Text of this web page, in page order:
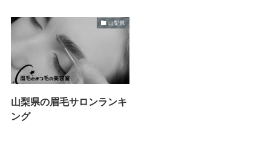
山梨県
山梨県の眉毛サロンランキ
ング